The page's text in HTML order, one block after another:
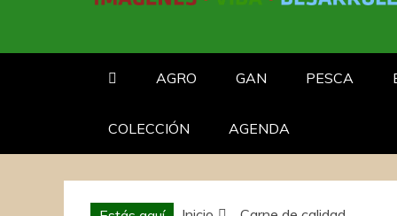
SONORA ES
AGRO GAN PESCA
COLECCIÓN AGENDA